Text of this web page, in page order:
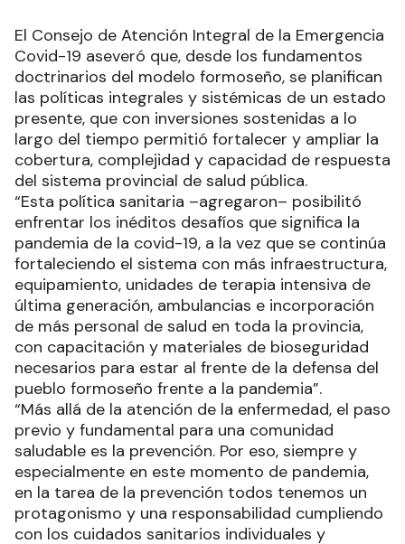
El Consejo de Atención Integral de la Emergencia
Covid-19 aseveró que, desde los fundamentos
doctrinarios del modelo formoseño, se planifican
las políticas integrales y sistémicas de un estado
presente, que con inversiones sostenidas a lo
largo del tiempo permitió fortalecer y ampliar la
cobertura, complejidad y capacidad de respuesta
del sistema provincial de salud pública.
“Esta política sanitaria –agregaron– posibilitó
enfrentar los inéditos desafíos que significa la
pandemia de la covid-19, a la vez que se continúa
fortaleciendo el sistema con más infraestructura,
equipamiento, unidades de terapia intensiva de
última generación, ambulancias e incorporación
de más personal de salud en toda la provincia,
con capacitación y materiales de bioseguridad
necesarios para estar al frente de la defensa del
pueblo formoseño frente a la pandemia”.
“Más allá de la atención de la enfermedad, el paso
previo y fundamental para una comunidad
saludable es la prevención. Por eso, siempre y
especialmente en este momento de pandemia,
en la tarea de la prevención todos tenemos un
protagonismo y una responsabilidad cumpliendo
con los cuidados sanitarios individuales y